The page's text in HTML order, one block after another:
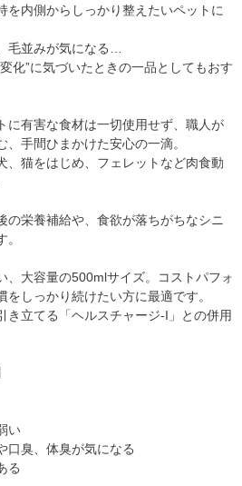
を内側からしっかり整えたいペットに
毛並みが気になる…
化”に気づいたときの一品としてもおす
に有害な食材は一切使用せず、職人が
手間ひまかけた安心の一滴。
、猫をはじめ、フェレットなど肉食動
の栄養補給や、食欲が落ちがちなシニ
、大容量の500mlサイズ。コストパフォ
しっかり続けたい方に最適です。
き立てる「ヘルスチャージ-I」との併用
い
口臭、体臭が気になる
る